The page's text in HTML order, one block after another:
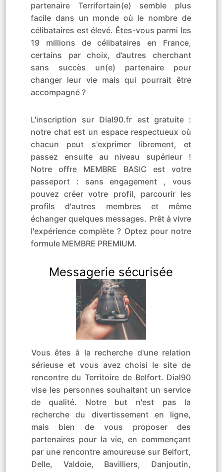
partenaire Terrifortain(e) semble plus
facile dans un monde où le nombre de
célibataires est élevé. Êtes-vous parmi les
19 millions de célibataires en France,
certains par choix, d’autres cherchant
sans succès un(e) partenaire pour
changer leur vie mais qui pourrait être
accompagné ?
L'inscription sur Dial90.fr est gratuite :
notre chat est un espace respectueux où
chacun peut s'exprimer librement, et
passez ensuite au niveau supérieur !
Notre offre MEMBRE BASIC est votre
passeport : sans engagement , vous
pouvez créer votre profil, parcourir les
profils d'autres membres et même
échanger quelques messages. Prêt à vivre
l'expérience complète ? Optez pour notre
formule MEMBRE PREMIUM.
Messagerie sécurisée
Vous êtes à la recherche d'une relation
sérieuse et vous avez choisi le site de
rencontre du Territoire de Belfort. Dial90
vise les personnes souhaitant un service
de qualité. Notre but n'est pas la
recherche du divertissement en ligne,
mais bien de vous proposer des
partenaires pour la vie, en commençant
par une rencontre amoureuse sur Belfort,
Delle, Valdoie, Bavilliers, Danjoutin,